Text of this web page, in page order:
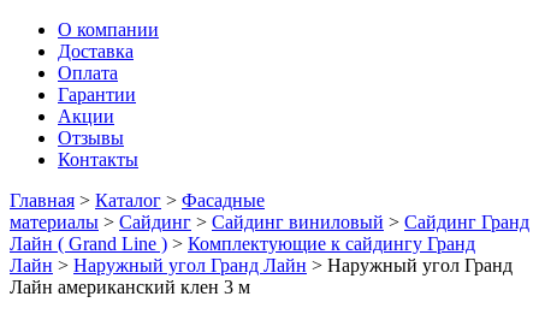
О компании
Доставка
Оплата
Гарантии
Акции
Отзывы
Контакты
Главная > Каталог > Фасадные
материалы > Сайдинг > Сайдинг виниловый > Сайдинг Гранд
Лайн ( Grand Line ) > Комплектующие к сайдингу Гранд
Лайн > Наружный угол Гранд Лайн > Наружный угол Гранд
Лайн американский клен 3 м